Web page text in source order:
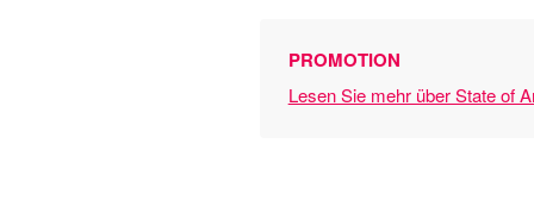
PROMOTION
Lesen Sie mehr über State of